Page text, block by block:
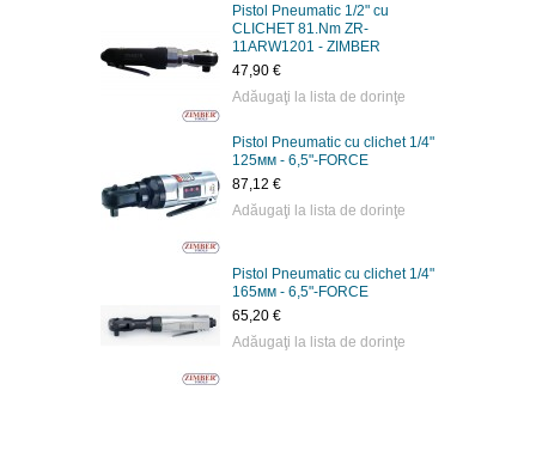
Pistol Pneumatic 1/2" cu
CLICHET 81.Nm ZR-
11ARW1201 - ZIMBER
47,90 €
Adăugaţi la lista de dorinţe
Pistol Pneumatic cu clichet 1/4"
125мм - 6,5"-FORCE
87,12 €
Adăugaţi la lista de dorinţe
Pistol Pneumatic cu clichet 1/4"
165мм - 6,5"-FORCE
65,20 €
Adăugaţi la lista de dorinţe